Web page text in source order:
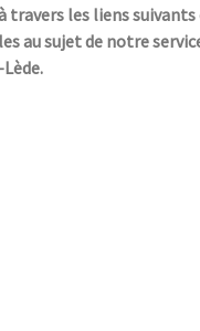
travers les liens
au sujet de notre